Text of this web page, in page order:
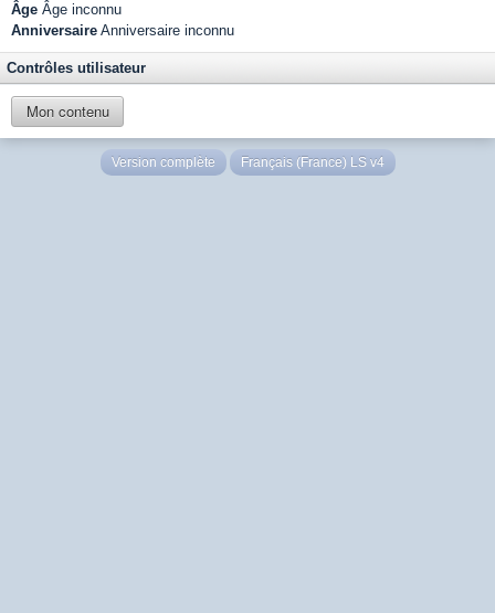
Âge Âge inconnu
Anniversaire Anniversaire inconnu
Contrôles utilisateur
Mon contenu
Version complète Français (France) LS v4